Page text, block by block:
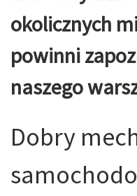
okolicznych
powinni
naszego
Dobry